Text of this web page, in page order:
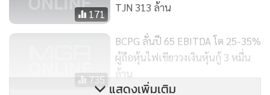
171
TJN 313 ล้าน
735
BCPG ลั่นปี 65 EBITDA โต 25-35%
ผู้ถือหุ้นไฟเขียววงเงินหุ้นกู้ 3 หมื่น
ล้าน
แสดงเพิ่มเติม